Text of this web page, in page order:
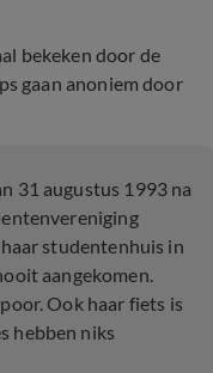
bekeken door de
gaan anoniem door
31 augustus 1993 na
studentenhuis in
aangekomen.
Ook haar fiets is
hebben niks